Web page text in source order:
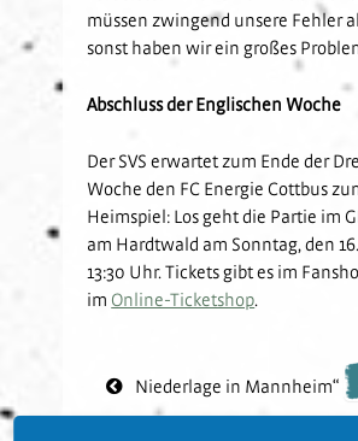
müssen zwingend unsere Fehler
sonst haben wir ein großes
Abschluss der Englischen Woche
Der SVS erwartet zum Ende der
Woche den FC Energie Cottbus
Heimspiel: Los geht die Partie im
am Hardtwald am Sonntag, den
13:30 Uhr. Tickets gibt es im
im Online-Ticketshop.
Niederlage in Mannheim“